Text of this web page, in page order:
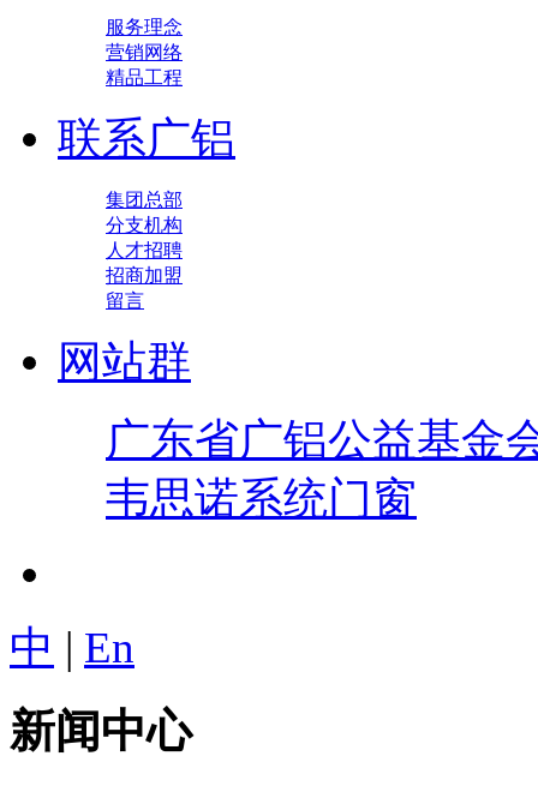
服务理念
营销网络
精品工程
联系广铝
集团总部
分支机构
人才招聘
招商加盟
留言
网站群
广东省广铝公益基金
韦思诺系统门窗
中 | En
新闻中心